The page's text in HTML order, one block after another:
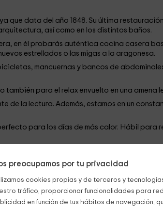
preocupamos por tu privacidad
cookies propias y de terceros y
tráfico, proporcionar funcionalidades para
en función de tus hábitos de navegación,
que data del año 1848. Su última
así como en los distintos baños.
en él probarás auténtica cocina casera
estrellados o las migas a la aragonesa.
mancuernas y bancos de
también para el relax envuelto en una amena
de la lectura. Además, estamos en un
para los días de más calor. Hábil para
de
m2 y 2km de paseos. Todo ello equipado con
pequeños.
y, para los aficionados al balón,campo de
un entorno rural.